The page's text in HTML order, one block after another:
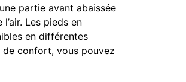
partie avant abaissée
Les pieds en
en différentes
de confort, vous pouvez